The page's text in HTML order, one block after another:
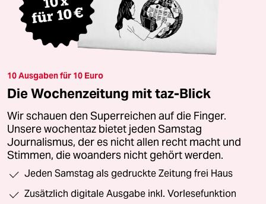
10 Ausgaben für 10 Euro
Die Wochenzeitung mit taz-Blick
Wir schauen den Superreichen auf die Finger.
Unsere wochentaz bietet jeden Samstag
Journalismus, der es nicht allen recht macht und
Stimmen, die woanders nicht gehört werden.
Jeden Samstag als gedruckte Zeitung frei Haus
Zusätzlich digitale Ausgabe inkl. Vorlesefunktion